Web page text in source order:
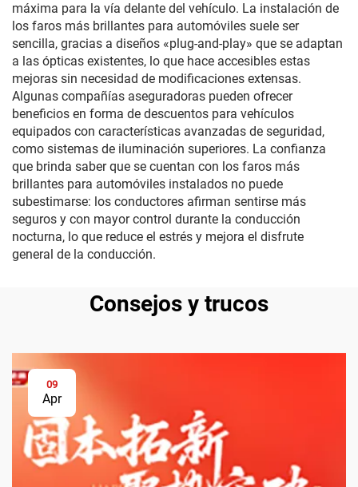
máxima para la vía delante del vehículo. La instalación de
los faros más brillantes para automóviles suele ser
sencilla, gracias a diseños «plug-and-play» que se adaptan
a las ópticas existentes, lo que hace accesibles estas
mejoras sin necesidad de modificaciones extensas.
Algunas compañías aseguradoras pueden ofrecer
beneficios en forma de descuentos para vehículos
equipados con características avanzadas de seguridad,
como sistemas de iluminación superiores. La confianza
que brinda saber que se cuentan con los faros más
brillantes para automóviles instalados no puede
subestimarse: los conductores afirman sentirse más
seguros y con mayor control durante la conducción
nocturna, lo que reduce el estrés y mejora el disfrute
general de la conducción.
Consejos y trucos
09
Apr